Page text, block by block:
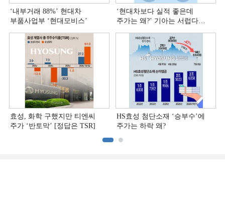
‘내부거래 88%ʼ 현대차
부품사업부 ‘현대모비스ʼ
‘현대차보다 실적 좋은데
주가는 왜?ʼ 기아는 서럽다
효성, 화학 구했지만 티엔씨
주가 ‘반토막’ [정답은 TSR]
HS효성 첨단소재 ‘승부수’에
주가는 하락 왜?